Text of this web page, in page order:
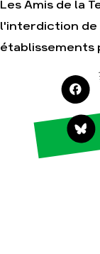
la Terre
Faire un don
S'engager
terrain
Agir au
Les Amis de la
l'interdiction de
établissements